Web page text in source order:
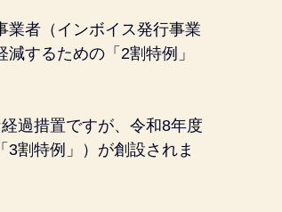
業者（インボイス発行事業
するための「2割特例」
過措置ですが、令和8年度
割特例」）が創設されま